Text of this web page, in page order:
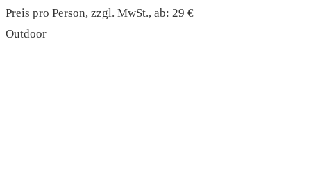
Preis pro Person, zzgl. MwSt., ab: 29 €
Outdoor